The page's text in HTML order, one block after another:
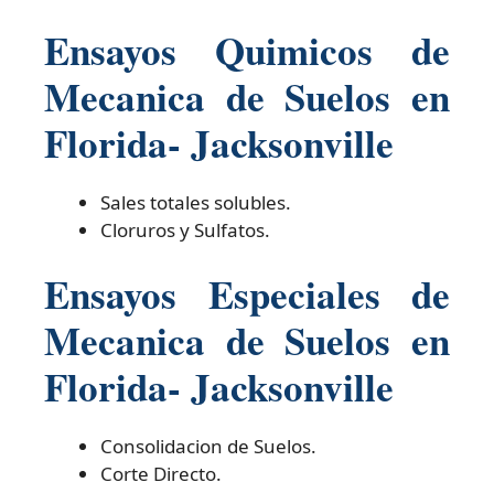
Ensayos Quimicos de
Mecanica de Suelos en
Florida- Jacksonville
Sales totales solubles.
Cloruros y Sulfatos.
Ensayos Especiales de
Mecanica de Suelos en
Florida- Jacksonville
Consolidacion de Suelos.
Corte Directo.